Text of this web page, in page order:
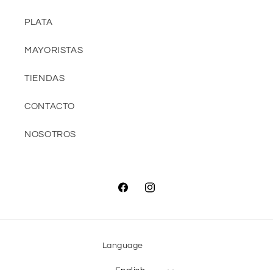
PLATA
MAYORISTAS
TIENDAS
CONTACTO
NOSOTROS
FacebookInstagram
Language